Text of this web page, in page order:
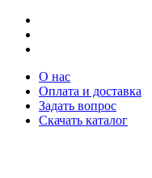
О нас
Оплата и доставка
Задать вопрос
Скачать каталог